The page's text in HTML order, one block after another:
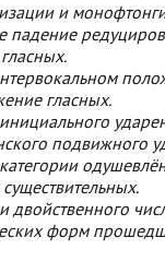
и
падение
гласных.
подвижного
двойственного
форм